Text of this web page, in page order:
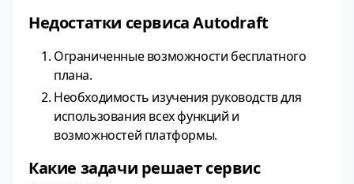
Недостатки сервиса Autodraft
Ограниченные возможности бесплатного
плана.
Необходимость изучения руководств для
использования всех функций и
возможностей платформы.
Какие задачи решает сервис